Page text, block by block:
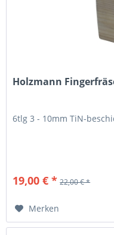
Holzmann
6tlg 3 - 10mm TiN-
19,00 € * 22,00 € *
Merken